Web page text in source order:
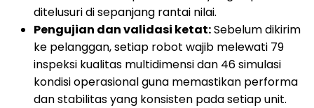
ditelusuri di sepanjang rantai nilai.
Pengujian dan validasi ketat:Sebelum dikirim
ke pelanggan, setiap robot wajib melewati 79
inspeksi kualitas multidimensi dan 46 simulasi
kondisi operasional guna memastikan performa
dan stabilitas yang konsisten pada setiap unit.